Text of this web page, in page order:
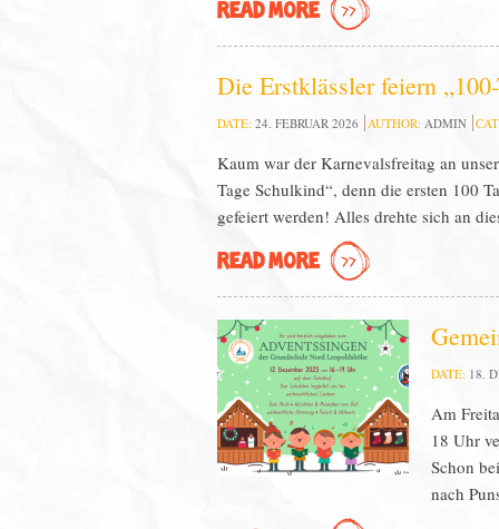
READ MORE
Die Erstklässler feiern
DATE: 24. FEBRUAR 2026 AUTHOR: ADMIN
Kaum war der Karnevalsfreitag an
Tage Schulkind“, denn die ersten 100
gefeiert werden! Alles drehte sich an
READ MORE
DATE: 18.
Am
18 Uhr
Schon
nach